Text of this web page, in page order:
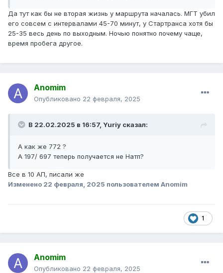
Да тут как бы не вторая жизнь у маршрута началась. МГТ убил
его совсем с интервалами 45-70 минут, у Стартранса хотя бы
25-35 весь день по выходным. Ночью понятно почему чаще,
время пробега другое.
Anomim
Опубликовано 22 февраля, 2025
В 22.02.2025 в 16:57, Yuriy сказал:
А как же 772 ?
А 197/ 697 теперь получается не Натп?
Все в 10 АП, писали же
Изменено 22 февраля, 2025 пользователем Anomim
1
Anomim
Опубликовано 22 февраля, 2025